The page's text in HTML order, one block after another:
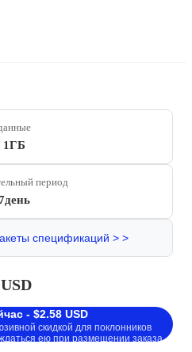
1ГБ
период
спецификаций > >
- $2.58 USD
скидкой для поклонников
ею при размещении заказа.